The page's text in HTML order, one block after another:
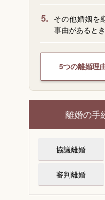
5.
その他婚姻を
事由があるとき
5つの離婚理
離婚の手
協議離婚
審判離婚